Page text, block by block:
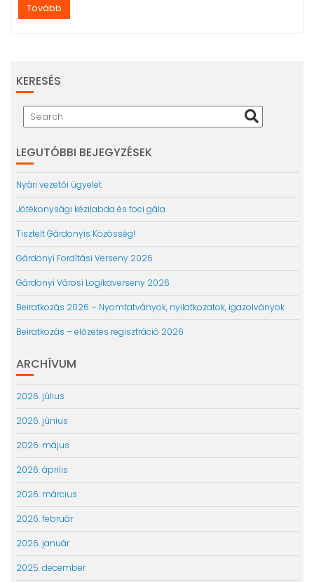
Tovább
KERESÉS
LEGUTÓBBI BEJEGYZÉSEK
Nyári vezetői ügyelet
Jótékonysági kézilabda és foci gála
Tisztelt Gárdonyis Közösség!
Gárdonyi Fordítási Verseny 2026
Gárdonyi Városi Logikaverseny 2026
Beiratkozás 2026 – Nyomtatványok, nyilatkozatok, igazolványok
Beiratkozás – előzetes regisztráció 2026
ARCHÍVUM
2026. július
2026. június
2026. május
2026. április
2026. március
2026. február
2026. január
2025. december